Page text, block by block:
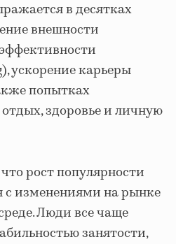
в десятках
внешности
ускорение карьеры
попытках
здоровье и личную
рост популярности
с изменениями на рынке
Люди все чаще
занятости,